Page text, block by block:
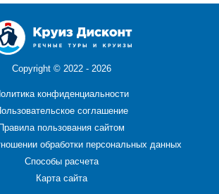
Copyright © 2022 - 2026
конфиденциальности
соглашение
Правила пользования сайтом
обработки персональных данных
Способы расчета
Карта сайта